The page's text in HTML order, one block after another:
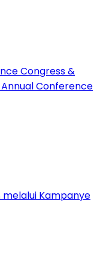
Congress &
Conference
melalui Kampanye